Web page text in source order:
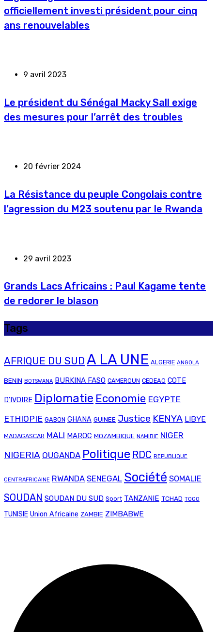
officiellement investi président pour cinq
ans renouvelables
9 avril 2023
Le président du Sénégal Macky Sall exige
des mesures pour l’arrêt des troubles
20 février 2024
La Résistance du peuple Congolais contre
l’agression du M23 soutenu par le Rwanda
29 avril 2023
Grands Lacs Africains : Paul Kagame tente
de redorer le blason
Tags
AFRIQUE DU SUD A LA UNE ALGERIE ANGOLA
BENIN BOTSWANA BURKINA FASO CAMEROUN CEDEAO COTE
D'IVOIRE Diplomatie Economie EGYPTE
ETHIOPIE GABON GHANA GUINEE Justice KENYA LIBYE
MADAGASCAR MALI MAROC MOZAMBIQUE NAMIBIE NIGER
NIGERIA OUGANDA Politique RDC REPUBLIQUE
CENTRAFRICAINE RWANDA SENEGAL Société SOMALIE
SOUDAN SOUDAN DU SUD Sport TANZANIE TCHAD TOGO
TUNISIE Union Africaine ZAMBIE ZIMBABWE